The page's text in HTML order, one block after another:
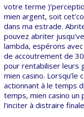
votre terme
mien argent, soit
dans ma estrade.
pouvez abriter
lambda, espérons
de accoutrement de
pour rentabiliser leurs
mien casino.
actionnant à le temps
temps, mien casino un
l’inciter à distraire